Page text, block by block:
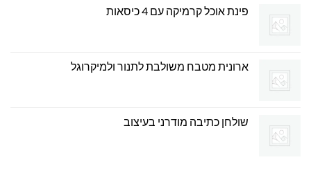
פינת אוכל קרמיקה עם 4 כיסאות
ארונית מטבח משולבת לתנור ולמיקרוגל
שולחן כתיבה מודרני בעיצוב